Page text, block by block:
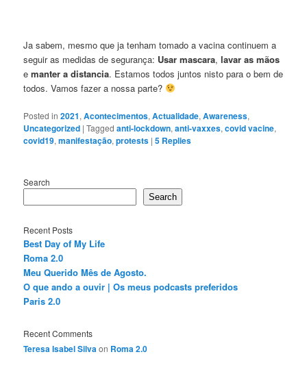
Ja sabem, mesmo que ja tenham tomado a vacina continuem a
seguir as medidas de segurança: Usar mascara,lavar as mãos
emanter a distancia. Estamos todos juntos nisto para o bem de
todos. Vamos fazer a nossa parte?
Posted in 2021,Acontecimentos,Actualidade,Awareness,
Uncategorized |Tagged anti-lockdown,anti-vaxxes,covid vacine,
covid19,manifestação,protests |5 Replies
Search
Search
Recent Posts
Best Day of My Life
Roma 2.0
Meu Querido Mês de Agosto.
O que ando a ouvir | Os meus podcasts preferidos
Paris 2.0
Recent Comments
Teresa Isabel Silvaon Roma 2.0